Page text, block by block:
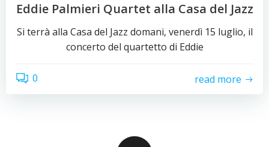
Eddie Palmieri Quartet alla Casa del Jazz
Si terrà alla Casa del Jazz domani, venerdì 15 luglio, il
concerto del quartetto di Eddie
0 read more